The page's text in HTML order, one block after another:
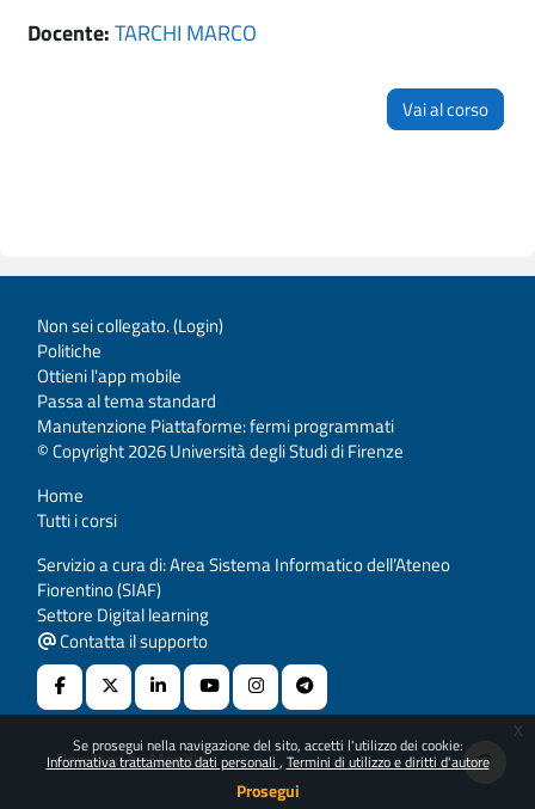
Se prosegui nella navigazione del sito, accetti l'utilizzo dei cookie:
Informativa trattamento dati personali Termini di utilizzo e diritti d'autore
Prosegui
x
Docente:TARCHI MARCO
Vai al corso
Non sei collegato. (Login)
Politiche
Ottieni l'app mobile
Passa al tema standard
Manutenzione Piattaforme: fermi programmati
© Copyright 2026 Università degli Studi di Firenze
Home
Tutti i corsi
Servizio a cura di: Area Sistema Informatico dell’Ateneo
Fiorentino (SIAF)
Settore Digital learning
Contatta il supporto
Powered byMoodle